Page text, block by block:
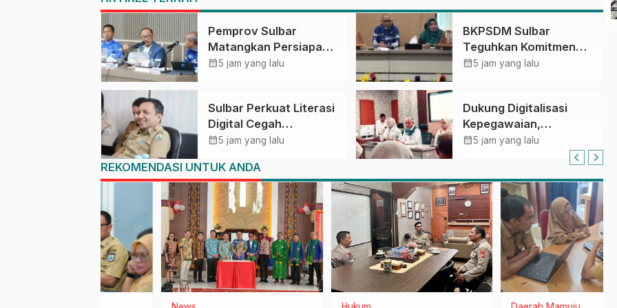
Pemprov Sulbar
Matangkan Persiapan
HUT Ke-81 RI, Puncak
calendar_month5 jam yang lalu
BKPSDM Sulbar
Teguhkan Komitmen
Pengembangan
Penandatanganan
Perjanjian Tugas
Belajar 2026
calendar_month5 jam yang lalu
Sulbar Perkuat Literasi
Digital Cegah
Kejahatan Love
calendar_month5 jam yang lalu
Dukung Digitalisasi
Kepegawaian,
DPMPTSP Sulbar Siap
calendar_month5 jam yang lalu
REKOMENDASI UNTUK ANDA